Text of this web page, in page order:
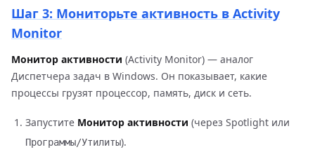
Шаг 3: Мониторьте активность в Activity
Monitor
Монитор активности (Activity Monitor) — аналог
Диспетчера задач в Windows. Он показывает, какие
процессы грузят процессор, память, диск и сеть.
Запустите Монитор активности (через Spotlight или
Программы/Утилиты).